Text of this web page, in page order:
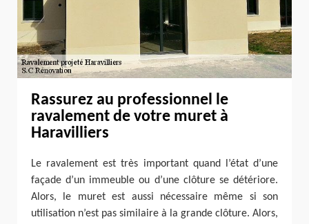
Rassurez au professionnel le
ravalement de votre muret à
Haravilliers
Le ravalement est très important quand l’état d’une
façade d’un immeuble ou d’une clôture se détériore.
Alors, le muret est aussi nécessaire même si son
utilisation n’est pas similaire à la grande clôture. Alors,